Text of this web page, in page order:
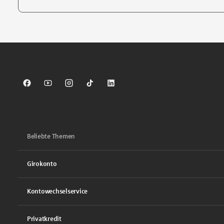
Sparkasse auf Facebook
Sparkasse auf Youtube
Sparkasse auf Instagram
Sparkasse auf TikTok
Sparkasse auf LinkedIn
Beliebte Themen
Girokonto
Kontowechselservice
Privatkredit